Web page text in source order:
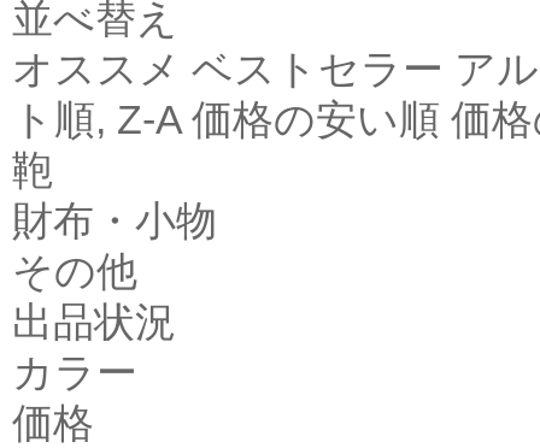
並べ替え
オススメ ベストセラー ア
ト順, Z-A 価格の安い順 価
鞄
財布・小物
その他
出品状況
カラー
価格